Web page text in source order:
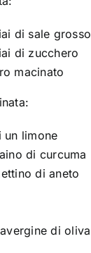
di sale grosso
di zucchero
macinato
un limone
di curcuma
di aneto
di oliva